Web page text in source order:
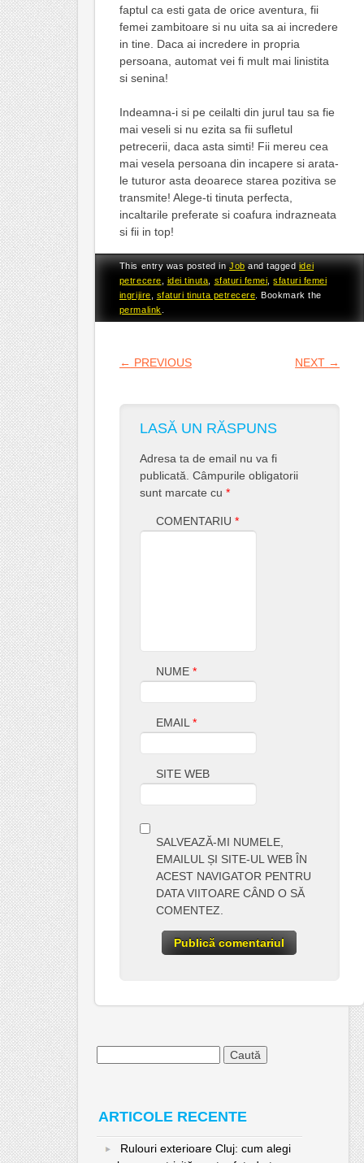
faptul ca esti gata de orice aventura, fii
femei zambitoare si nu uita sa ai incredere
in tine. Daca ai incredere in propria
persoana, automat vei fi mult mai linistita
si senina!
Indeamna-i si pe ceilalti din jurul tau sa fie
mai veseli si nu ezita sa fii sufletul
petrecerii, daca asta simti! Fii mereu cea
mai vesela persoana din incapere si arata-
le tuturor asta deoarece starea pozitiva se
transmite! Alege-ti tinuta perfecta,
incaltarile preferate si coafura indrazneata
si fii in top!
This entry was posted inJoband taggedidei
petrecere
idei tinuta sfaturi femei ,sfaturi femei
ingrijire
sfaturi tinuta petrecere . Bookmark the
permalink
POST NAVIGATION
← PREVIOUS NEXT →
LASĂ UN RĂSPUNS
Adresa ta de email nu va fi
publicată. Câmpurile obligatorii
sunt marcate cu *
COMENTARIU *
NUME *
EMAIL*
SITE WEB
SALVEAZĂ-MI NUMELE,
EMAILUL ȘI SITE-UL WEB ÎN
ACEST NAVIGATOR PENTRU
DATA VIITOARE CÂND O SĂ
COMENTEZ.
ARTICOLE RECENTE
Rulouri exterioare Cluj: cum alegi